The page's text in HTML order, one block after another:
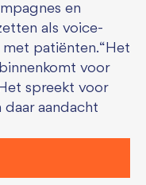
en
als voice-
patiënten. “Het
voor
spreekt voor
aandacht